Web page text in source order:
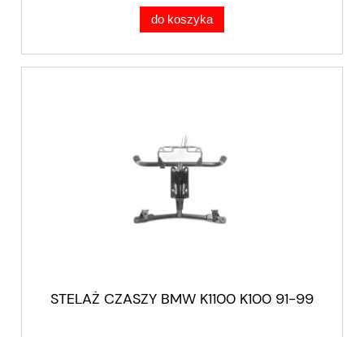
do koszyka
STELAŻ CZASZY BMW K1100 K100 91-99